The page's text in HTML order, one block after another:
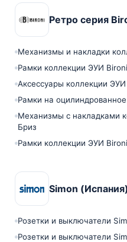
Ретро серия
Механизмы и накладки
Рамки коллекции ЭУИ
Аксессуары коллекции
Рамки на
Механизмы с накладками
Бриз
Рамки коллекции ЭУИ
Simon
Розетки и выключатели
Розетки и выключатели